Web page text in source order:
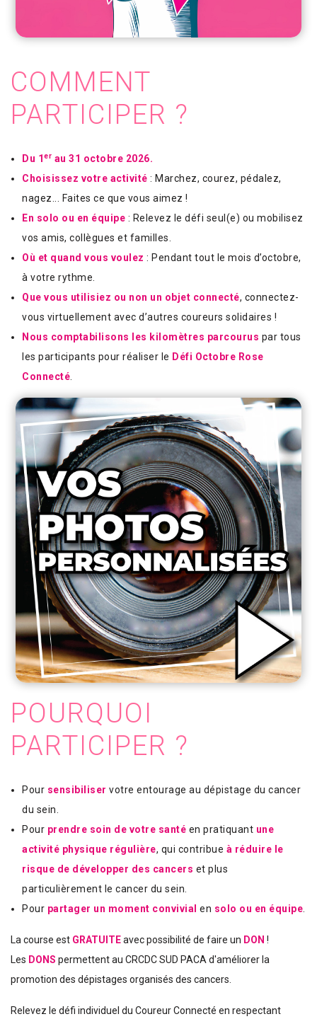
COMMENT
PARTICIPER ?
Du 1er au 31 octobre 2026.
Choisissez votre activité : Marchez, courez, pédalez,
nagez... Faites ce que vous aimez !
En solo ou en équipe : Relevez le défi seul(e) ou mobilisez
vos amis, collègues et familles.
Où et quand vous voulez : Pendant tout le mois d’octobre,
à votre rythme.
Que vous utilisiez ou non un objet connecté, connectez-
vous virtuellement avec d’autres coureurs solidaires !
Nous comptabilisons les kilomètres parcourus par tous
les participants pour réaliser le Défi Octobre Rose
Connecté
POURQUOI
PARTICIPER ?
Pour sensibiliser votre entourage au dépistage du cancer
du sein.
Pour prendre soin de votre santé en pratiquant une
activité physique régulière, qui contribue à réduire le
risque de développer des cancers et plus
particulièrement le cancer du sein.
Pour partager un moment convivial en solo ou en équipe
La course est GRATUITEavec possibilité de faire un DON !
Les DONS permettent au CRCDC SUD PACA d'améliorer la
promotion des dépistages organisés des cancers.
Relevez le défi individuel du Coureur Connecté en respectant